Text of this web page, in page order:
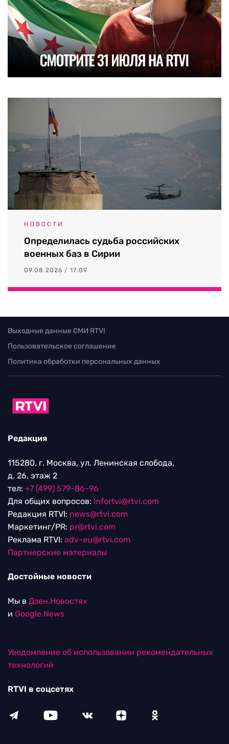
НОВОСТИ
Определилась судьба российских
военных баз в Сирии
09.08.2026 / 17:09
Выходные данные СМИ RTVI
Пользовательское соглашение
Политика обработки персональных данных
Редакция
115280, г. Москва, ул. Ленинская слобода,
д. 26, этаж 2
тел: +7 (499) 579-86-96
Для общих вопросов: Infortvi@rtvi.com
Редакция RTVI: news@rtvi.com
Маркетинг/PR: pr@rtvi.com
Реклама RTVI: adv-eu@rtvi.com
Партнерские материалы
Достойные новости
Мы в Дзен.Новостях
и Google.News
Уведомление об использовании рекомендательных
технологий
RTVI в соцсетях